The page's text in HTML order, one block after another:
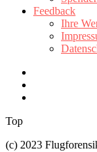
Feedback
Ihre
Top
(c) 2023